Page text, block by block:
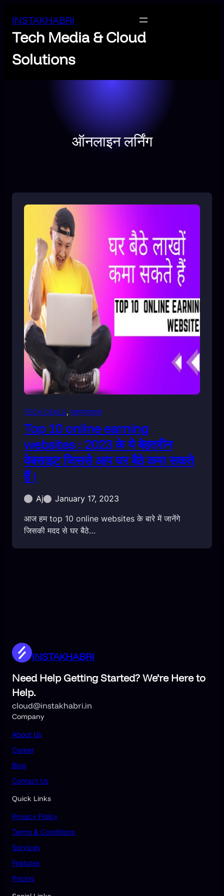
INSTAKHABRI
Tech Media & Cloud
Solutions
ऑनलाइन लर्निंग
TECH DEALS, लाइफस्टाइल
Top 10 online earning
websites : 2023 के ये बेहतरीन
वेबसाइट जिससे आप घर बैठे कमा सकते
हैं।
Aj
January 17, 2023
आज हम top 10 online websites के बारे में जानेंगे
जिसकी मदद से घर बैठे…
INSTAKHABRI
Need Help Getting Started? We’re Here to
Help.
cloud@instakhabri.in
Company
About Us
Career
Blog
Contact Us
Quick Links
Privacy Policy
Terms & Conditions
Services
Features
Pricing